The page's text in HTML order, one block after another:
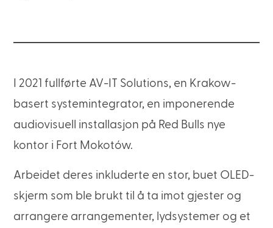
I 2021 fullførte AV-IT Solutions, en Krakow-
basert systemintegrator, en imponerende
audiovisuell installasjon på Red Bulls nye
kontor i Fort Mokotów.
Arbeidet deres inkluderte en stor, buet OLED-
skjerm som ble brukt til å ta imot gjester og
arrangere arrangementer, lydsystemer og et